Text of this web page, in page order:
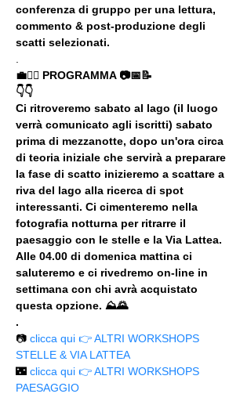
conferenza di gruppo per una lettura,
commento & post-produzione degli
scatti selezionati.
💼🚶‍♂️ PROGRAMMA 📷📅📝
👇👇
Ci ritroveremo sabato al lago (il luogo
verrà comunicato agli iscritti) sabato
prima di mezzanotte, dopo un'ora circa
di teoria iniziale che servirà a preparare
la fase di scatto inizieremo a scattare a
riva del lago alla ricerca di spot
interessanti. Ci cimenteremo nella
fotografia notturna per ritrarre il
paesaggio con le stelle e la Via Lattea.
Alle 04.00 di domenica mattina ci
saluteremo e ci rivedremo on-line in
settimana con chi avrà acquistato
questa opzione. ⛰🌄
.
📷 clicca qui 👉 ALTRI WORKSHOPS
STELLE & VIA LATTEA
🌃 clicca qui 👉 ALTRI WORKSHOPS
PAESAGGIO